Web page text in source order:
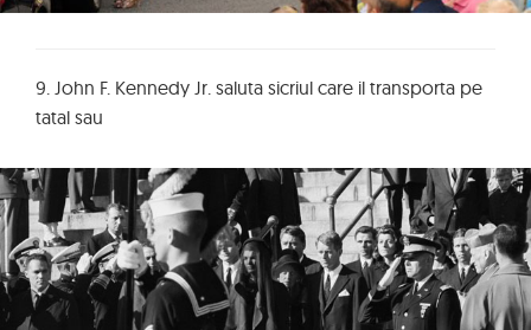
9. John F. Kennedy Jr. saluta sicriul care il transporta pe
tatal sau